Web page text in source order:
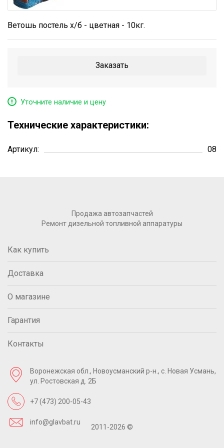
+7 (473) 200-05-43
info@glavbat.ru
Ветошь постель х/б - цветная - 10кг.
Заказать
Уточните наличие и цену
Технические характеристики:
Артикул: 08
Продажа автозапчастей
Ремонт дизельной топливной аппаратуры
2011-2026 ©
Как купить
Доставка
О магазине
Гарантия
Контакты
Воронежская обл., Новоусманский р-н., с. Новая Усмань,
ул. Ростовская д. 2Б
+7 (473) 200-05-43
info@glavbat.ru